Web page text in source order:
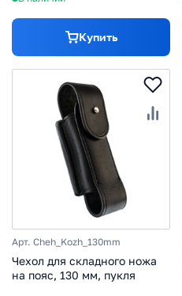
Купить
Арт. Cheh_Kozh_130mm
Чехол для складного ножа
на пояс, 130 мм, пукля